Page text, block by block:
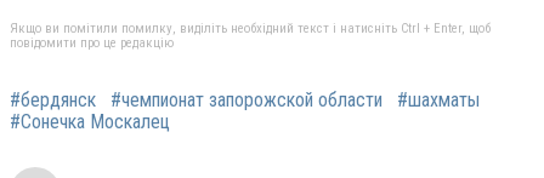
Якщо ви помітили помилку, виділіть необхідний текст і натисніть Ctrl + Enter, щоб
повідомити про це редакцію
#бердянск #чемпионат запорожской области
#шахматы
#Сонечка Москалец